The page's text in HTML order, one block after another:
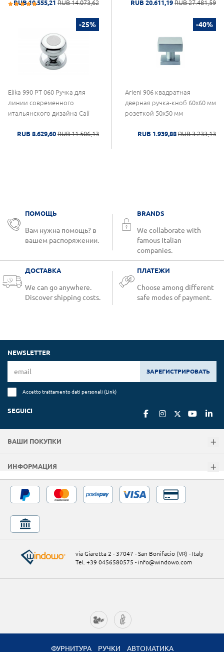
RUB 10.555,21 RUB 14.073,62 RUB 20.611,19 RUB 27.481,59
-25%
Elika 990 PT 060 Ручка для
линии современного
итальянского дизайна Calì
RUB 8.629,60 RUB 11.506,13
-40%
Arieni 906 квадратная
дверная ручка-кноб 60x60 мм
розеткой 50x50 мм
RUB 1.939,88 RUB 3.233,13
ПОМОЩЬ
Вам нужна помощь? в
вашем распоряжении.
BRANDS
We collaborate with
famous Italian
companies.
ДОСТАВКА
We can go anywhere.
Discover shipping costs.
ПЛАТЕЖИ
Choose among different
safe modes of payment.
NEWSLETTER
ЗАРЕГИСТРИРОВАТЬ
Accetto trattamento dati personali (Link)
SEGUICI
ВАШИ ПОКУПКИ
ИНФОРМАЦИЯ
via Giaretta 2 - 37047 - San Bonifacio (VR) - Italy
Tel. +39 0456580575 - info@windowo.com
ФУРНИТУРА РУЧКИ АВТОМАТИКА